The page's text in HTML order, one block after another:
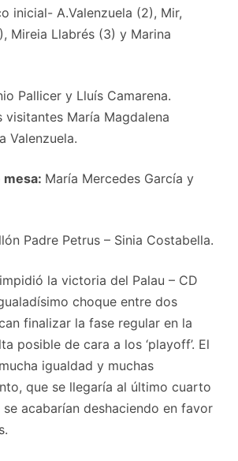
inicial- A.Valenzuela (2), Mir,
Mireia Llabrés (3) y Marina
Pallicer y Lluís Camarena.
visitantes María Magdalena
Valenzuela.
María Mercedes García y
Padre Petrus – Sinia Costabella.
la victoria del Palau – CD
choque entre dos
finalizar la fase regular en la
posible de cara a los ‘playoff’. El
igualdad y muchas
que se llegaría al último cuarto
acabarían deshaciendo en favor